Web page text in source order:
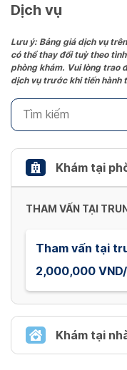
date.
the
question
mark
to
keyboard
shortcuts
changing
Dịch vụ
Lưu ý: Bảng giá dịch vụ
có thể thay đổi tuỳ theo
phòng khám. Vui lòng trao
dịch vụ trước khi tiến hành
Khám tại
THAM VẤN TẠI
Tham vấn tại
2,000,000
Khám tại